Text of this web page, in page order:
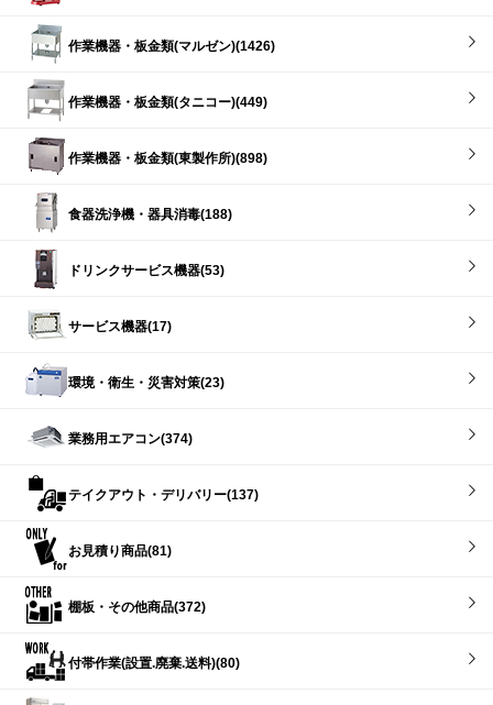
作業機器・板金類(マルゼン)(1426)
作業機器・板金類(タニコー)(449)
作業機器・板金類(東製作所)(898)
食器洗浄機・器具消毒(188)
ドリンクサービス機器(53)
サービス機器(17)
環境・衛生・災害対策(23)
業務用エアコン(374)
テイクアウト・デリバリー(137)
お見積り商品(81)
棚板・その他商品(372)
付帯作業(設置.廃棄.送料)(80)